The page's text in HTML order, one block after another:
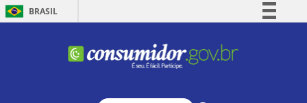
BRASIL
Comunica BR